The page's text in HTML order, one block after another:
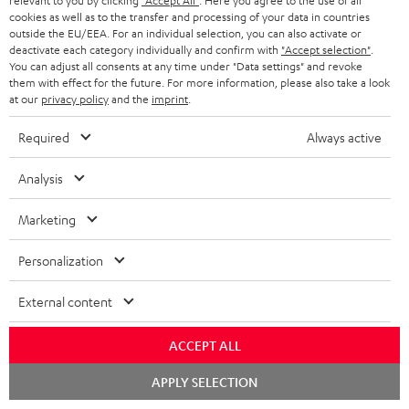
l
e
t
t
e
r
a
n
m
e
l
d
g
EMAIL
WIDGET
Kategorien
HEIMKINO
HEIMKINO-KOMPLETTANLAGEN
Unternehmen
SUPPORT
Teufel Onlineshops
DEUTSCHLAND
cookies as well as to the transfer and processing of your data in countries
outside the EU/EEA. For an individual selection, you can also activate or
deactivate each category individually and confirm with "Accept selection"
You can adjust all consents at any time under "Data settings" and revoke
them with effect for the future. For more information, please also take a look
at our privacy policyand the imprint
Required Always active
Analysis
Marketing
Personalization
External content
ACCEPT ALL
APPLY SELECTION